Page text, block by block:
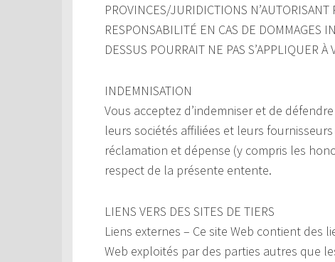
PROVINCES/JURIDICTIONS
RESPONSABILITÉ EN CAS DE DOMMAGES
DESSUS POURRAIT NE PAS S’APPLIQUER À
INDEMNISATION
Vous acceptez d’indemniser et de
leurs sociétés affiliées et leurs
réclamation et dépense (y compris les
respect de la présente entente.
LIENS VERS DES SITES DE TIERS
Liens externes – Ce site Web contient des
Web exploités par des parties autres que